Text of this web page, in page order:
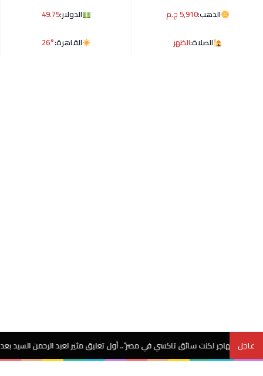
الذهب:5,910 ج.م الدولار:49.75
الصلاة:الظهر القاهرة:26°
عاجل
نهاجر لكنت سائق تاكسي في مصر”.. أول تعليق مثير لعبد الرحمن السيد بعد معركة